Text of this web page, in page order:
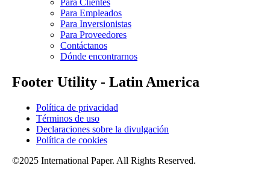
Para Empleados
Para Inversionistas
Para Proveedores
Contáctanos
Dónde encontrarnos
Footer Utility - Latin America
Política de privacidad
Términos de uso
Declaraciones sobre la divulgación
Política de cookies
©2025 International Paper. All Rights Reserved.